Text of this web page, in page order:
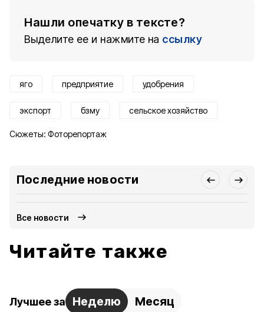
Нашли опечатку в тексте?
Выделите ее и нажмите на ссылку
яго предприятие удобрения
экспорт бзму сельское хозяйство
Сюжеты: Фоторепортаж
Последние новости
Все новости
Читайте также
Лучшее за Неделю Месяц